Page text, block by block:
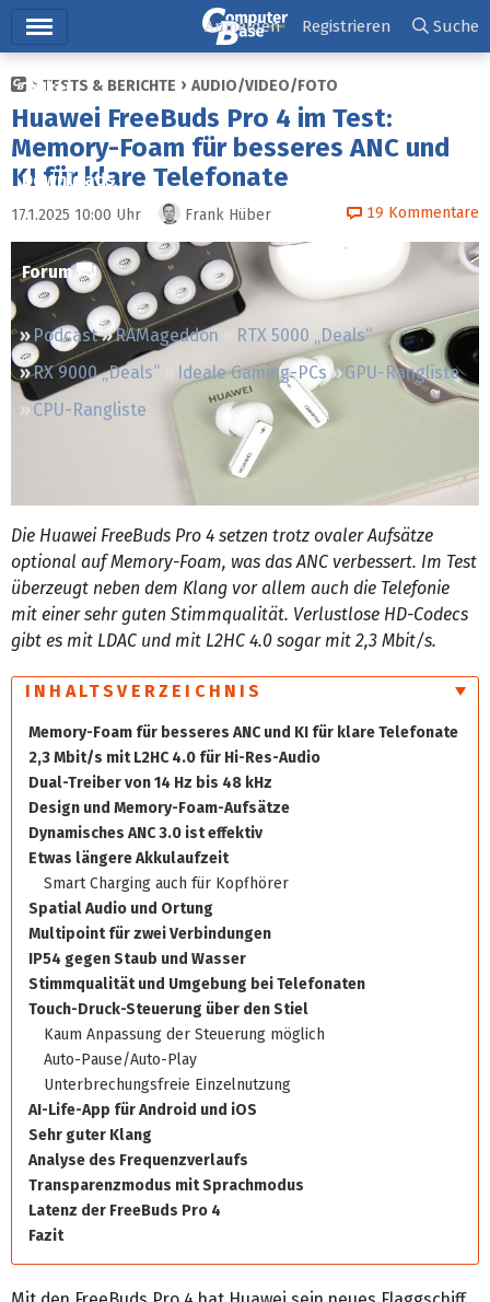
Ticker
Tests
Downloads
Preisvergleich
Forum
Podcast RAMageddon
RTX 5000 „Deals“
RX 9000 „Deals“
Ideale Gaming-PCs
GPU-Rangliste
CPU-Rangliste
Anmelden Registrieren Suche
TESTS & BERICHTE AUDIO/VIDEO/FOTO
Huawei FreeBuds Pro 4 im Test:
Memory-Foam für besseres ANC und
KI für klare Telefonate
17.1.2025 10:00 Uhr Frank Hüber 19 Kommentare
Die Huawei FreeBuds Pro 4 setzen trotz ovaler Aufsätze
optional auf Memory-Foam, was das ANC verbessert. Im Test
überzeugt neben dem Klang vor allem auch die Telefonie
mit einer sehr guten Stimmqualität. Verlustlose HD-Codecs
gibt es mit LDAC und mit L2HC 4.0 sogar mit 2,3 Mbit/s.
INHALTSVERZEICHNIS
Memory-Foam für besseres ANC und KI für klare Telefonate
2,3 Mbit/s mit L2HC 4.0 für Hi-Res-Audio
Dual-Treiber von 14 Hz bis 48 kHz
Design und Memory-Foam-Aufsätze
Dynamisches ANC 3.0 ist effektiv
Etwas längere Akkulaufzeit
Smart Charging auch für Kopfhörer
Spatial Audio und Ortung
Multipoint für zwei Verbindungen
IP54 gegen Staub und Wasser
Stimmqualität und Umgebung bei Telefonaten
Touch-Druck-Steuerung über den Stiel
Kaum Anpassung der Steuerung möglich
Auto-Pause/Auto-Play
Unterbrechungsfreie Einzelnutzung
AI-Life-App für Android und iOS
Sehr guter Klang
Analyse des Frequenzverlaufs
Transparenzmodus mit Sprachmodus
Latenz der FreeBuds Pro 4
Fazit